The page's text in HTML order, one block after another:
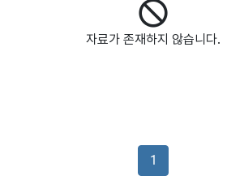
자료가 존재하지 않습니다.
1